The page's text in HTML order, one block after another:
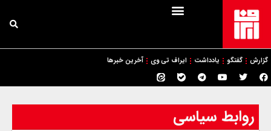
گزارش گفتگو یادداشت ایراف تی وی آخرین خبرها
روابط سیاسی